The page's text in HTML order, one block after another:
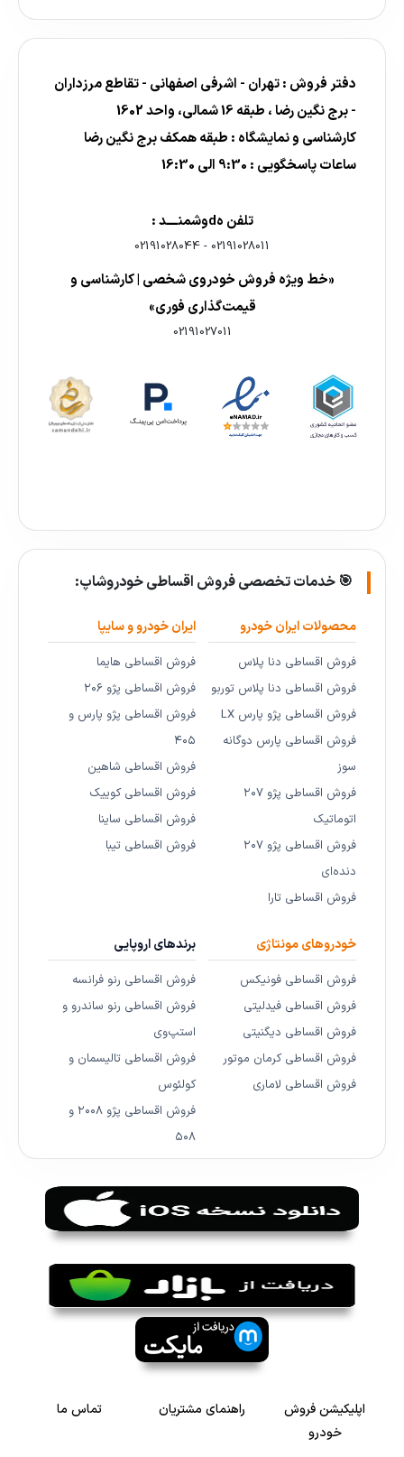
دفتر فروش : تهران - اشرفی اصفهانی - تقاطع مرزداران
- برج نگین رضا ، طبقه 16 شمالی، واحد 1602
کارشناسی و نمایشگاه : طبقه همکف برج نگین رضا
ساعات پاسخگویی : 9:30 الی 16:30
تلفن هdوشمنــــد :
02191028011
-
02191028044
«خط ویژه فروش خودروی شخصی | کارشناسی و
قیمت‌گذاری فوری»
02191027011
🎯 خدمات تخصصی فروش اقساطی خودروشاپ:
محصولات ایران خودرو
فروش اقساطی دنا پلاس
فروش اقساطی دنا پلاس توربو
فروش اقساطی پژو پارس LX
فروش اقساطی پارس دوگانه
سوز
فروش اقساطی پژو ۲۰۷
اتوماتیک
فروش اقساطی پژو ۲۰۷
دنده‌ای
فروش اقساطی تارا
ایران خودرو و سایپا
فروش اقساطی هایما
فروش اقساطی پژو ۲۰۶
فروش اقساطی پژو پارس و
۴۰۵
فروش اقساطی شاهین
فروش اقساطی کوییک
فروش اقساطی ساینا
فروش اقساطی تیبا
خودروهای مونتاژی
فروش اقساطی فونیکس
فروش اقساطی فیدلیتی
فروش اقساطی دیگنیتی
فروش اقساطی کرمان موتور
فروش اقساطی لاماری
برندهای اروپایی
فروش اقساطی رنو فرانسه
فروش اقساطی رنو ساندرو و
استپ‌وی
فروش اقساطی تالیسمان و
کولئوس
فروش اقساطی پژو ۲۰۰۸ و
۵۰۸
اپلیکیشن فروش
خودرو
راهنمای مشتریان تماس ما